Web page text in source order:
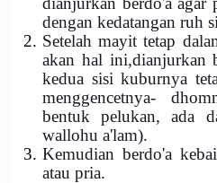
dengan kedatangan ruh
2. Setelah mayit tetap
akan hal ini,dianjurkan
kedua sisi kuburnya
menggencetnya-
bentuk pelukan, ada
wallohu a'lam).
3. Kemudian berdo'a
atau pria.